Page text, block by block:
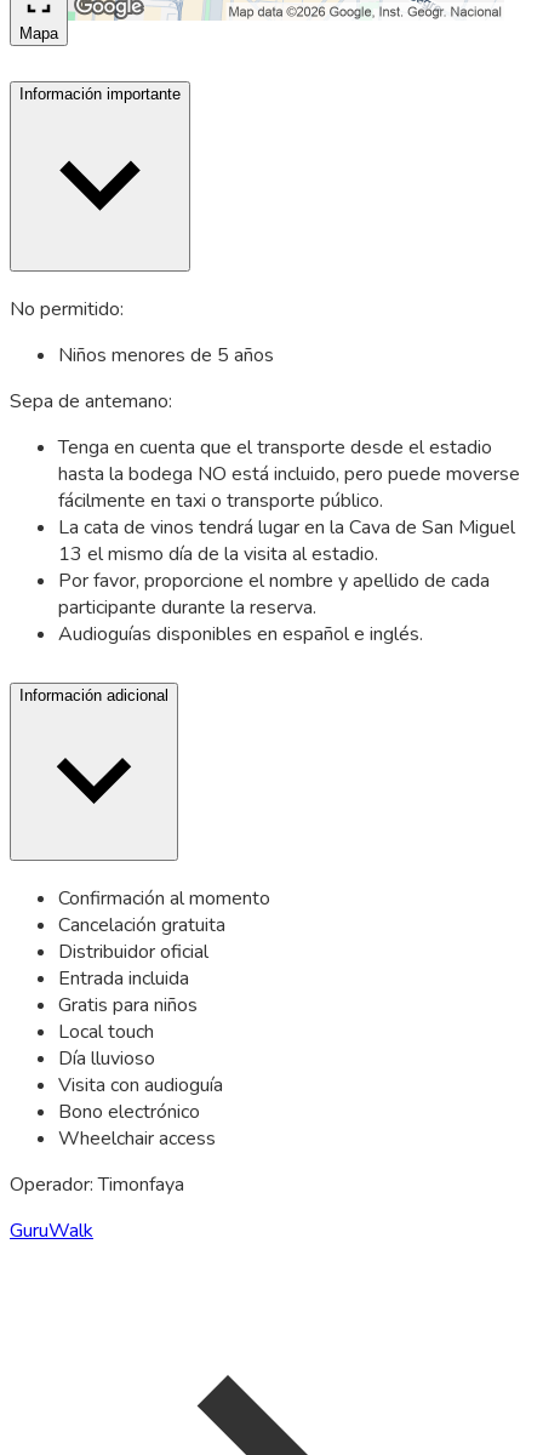
Mapa
Información importante
No permitido:
Niños menores de 5 años
Sepa de antemano:
Tenga en cuenta que el transporte desde el estadio
hasta la bodega NO está incluido, pero puede moverse
fácilmente en taxi o transporte público.
La cata de vinos tendrá lugar en la Cava de San Miguel
13 el mismo día de la visita al estadio.
Por favor, proporcione el nombre y apellido de cada
participante durante la reserva.
Audioguías disponibles en español e inglés.
Información adicional
Confirmación al momento
Cancelación gratuita
Distribuidor oficial
Entrada incluida
Gratis para niños
Local touch
Día lluvioso
Visita con audioguía
Bono electrónico
Wheelchair access
Operador: Timonfaya
GuruWalk